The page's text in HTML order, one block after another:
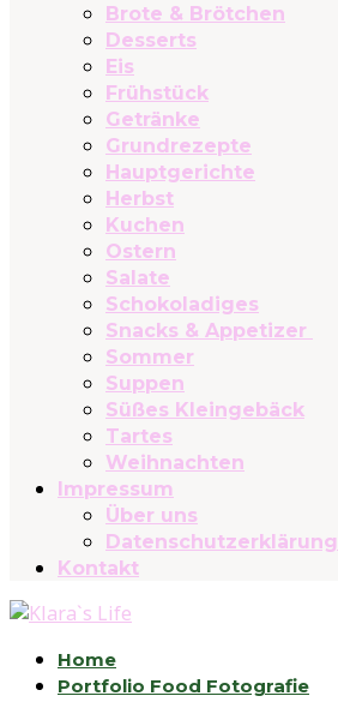
Brote & Brötchen
Desserts
Eis
Frühstück
Getränke
Grundrezepte
Hauptgerichte
Herbst
Kuchen
Ostern
Salate
Schokoladiges
Snacks & Appetizer
Sommer
Suppen
Süßes Kleingebäck
Tartes
Weihnachten
Impressum
Über uns
Datenschutzerklärung
Kontakt
Home
Portfolio Food Fotografie